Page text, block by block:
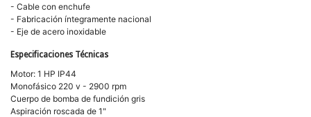
- Cable con enchufe
- Fabricación íntegramente nacional
- Eje de acero inoxidable
Especificaciones Técnicas
Motor: 1 HP IP44
Monofásico 220 v - 2900 rpm
Cuerpo de bomba de fundición gris
Aspiración roscada de 1"